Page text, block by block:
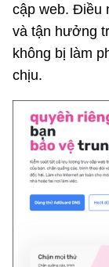
cập web. Điều
và tận hưởng
không bị làm
chịu.